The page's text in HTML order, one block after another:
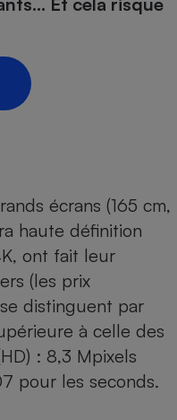
écrans (165 cm,
haute définition
ont fait leur
(les prix
distinguent par
à celle des
: 8,3 Mpixels
pour les seconds.
- Hygiène
Supermarché - Drive
Epargne - Fiscalité
Mutuelle
routière
Pièce détachée
Moto
Comparateur auto
Comparatif
aspirateur
aspirateur
cafetière
Comparatif robot cuiseur
centrale
Comparatif casque audio
ultrabook
tablette
Image et son
Comparatif tondeuse
- Jardinage
Produit d'entretien
domestique
- Médecine -
de santé -
Maison de retraite
Retraite
le débit de votre